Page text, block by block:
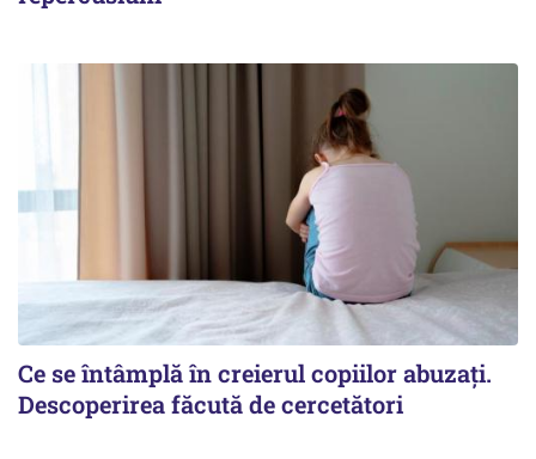
Ce se întâmplă în creierul copiilor abuzați.
Descoperirea făcută de cercetători